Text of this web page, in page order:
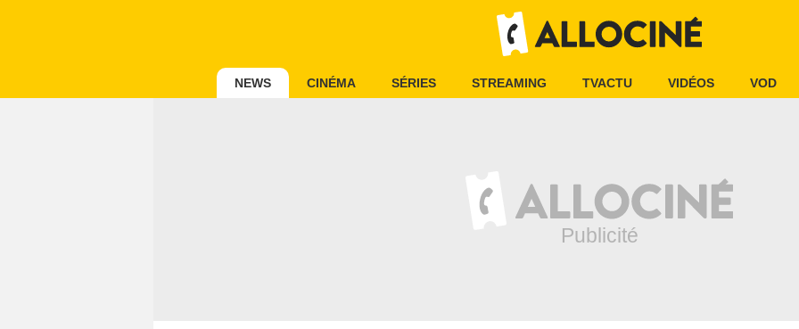
NEWS CINÉMA SÉRIES STREAMING TVACTU VIDÉOS VOD